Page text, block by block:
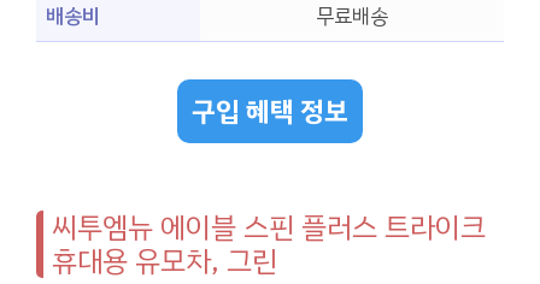
배송비
무료배송
구입 혜택 정보
씨투엠뉴 에이블 스핀 플러스 트라이크
휴대용 유모차, 그린